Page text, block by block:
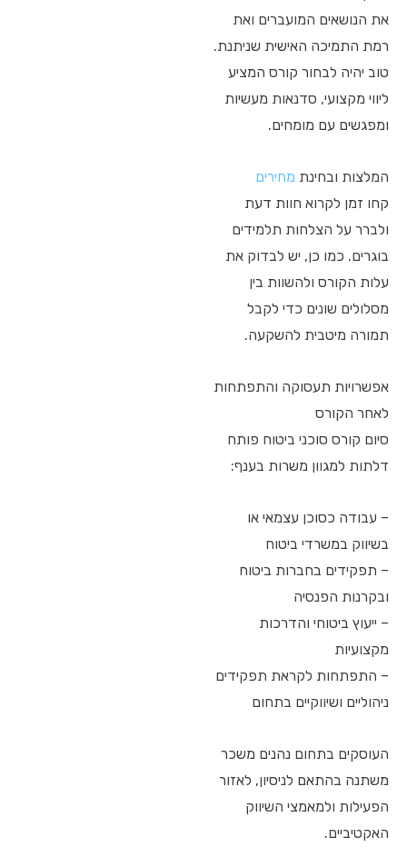
את הנושאים המועברים ואת
רמת התמיכה האישית שניתנת.
טוב יהיה לבחור קורס המציע
ליווי מקצועי, סדנאות מעשיות
ומפגשים עם מומחים.
המלצות ובחינת מחירים
קחו זמן לקרוא חוות דעת
ולברר על הצלחות תלמידים
בוגרים. כמו כן, יש לבדוק את
עלות הקורס ולהשוות בין
מסלולים שונים כדי לקבל
תמורה מיטבית להשקעה.
אפשרויות תעסוקה והתפתחות
לאחר הקורס
סיום קורס סוכני ביטוח פותח
דלתות למגוון משרות בענף:
– עבודה כסוכן עצמאי או
בשיווק במשרדי ביטוח
– תפקידים בחברות ביטוח
ובקרנות הפנסיה
– ייעוץ ביטוחי והדרכות
מקצועיות
– התפתחות לקראת תפקידים
ניהוליים ושיווקיים בתחום
העוסקים בתחום נהנים משכר
משתנה בהתאם לניסיון, לאזור
הפעילות ולמאמצי השיווק
האקטיביים.